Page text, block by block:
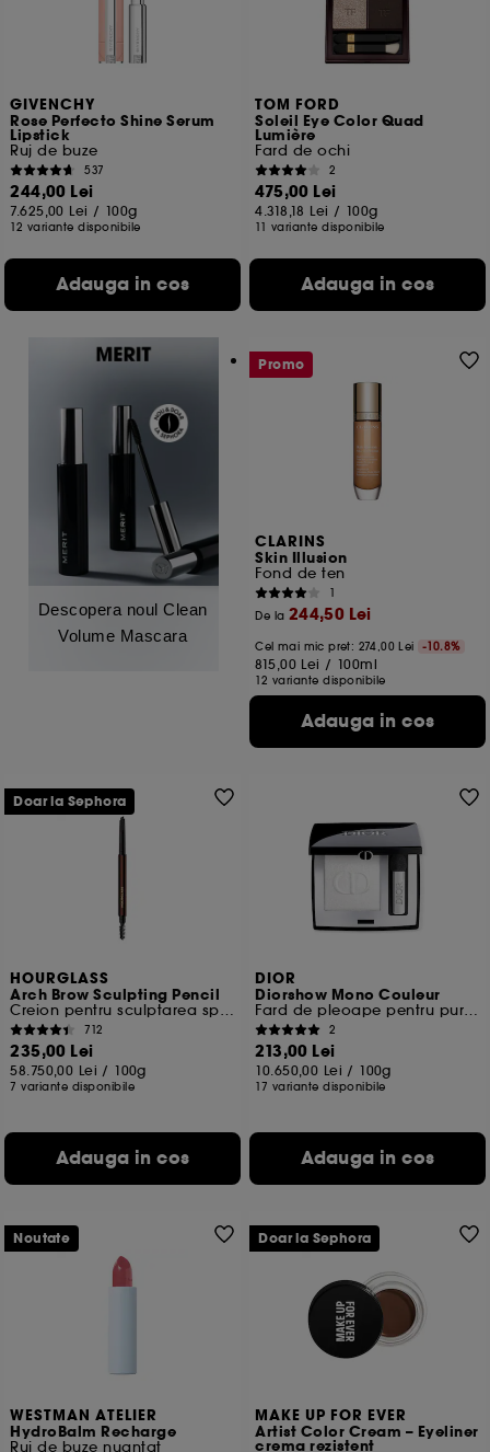
GIVENCHY
Rose Perfecto Shine Serum
Lipstick
Ruj de buze
537
244,00 Lei
7.625,00 Lei / 100g
12 variante disponibile
Adauga in cos
TOM FORD
Soleil Eye Color Quad
Lumière
Fard de ochi
2
475,00 Lei
4.318,18 Lei / 100g
11 variante disponibile
Adauga in cos
Descopera noul Clean
Volume Mascara
CLARINS
Skin Illusion
Fond de ten
1
De la 244,50 Lei
Cel mai mic pret: 274,00 Lei -10.8%
815,00 Lei / 100ml
12 variante disponibile
Adauga in cos
Promo
HOURGLASS
Arch Brow Sculpting Pencil
Creion pentru sculptarea sprancenelor
712
235,00 Lei
58.750,00 Lei / 100g
7 variante disponibile
Adauga in cos
Doar la Sephora
DIOR
Diorshow Mono Couleur
Fard de pleoape pentru purtare îndelungată
2
213,00 Lei
10.650,00 Lei / 100g
17 variante disponibile
Adauga in cos
WESTMAN ATELIER
HydroBalm Recharge
Ruj de buze nuantat
Noutate
MAKE UP FOR EVER
Artist Color Cream – Eyeliner
crema rezistent
Doar la Sephora